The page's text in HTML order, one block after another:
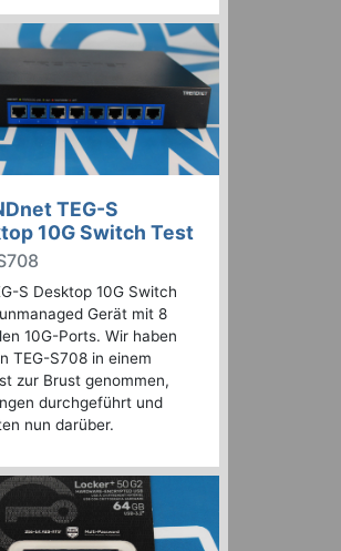
TEG-S
10G Switch Test
S Desktop 10G Switch
Gerät mit 8
10G-Ports. Wir haben
TEG-S708 in einem
zur Brust genommen,
durchgeführt und
nun darüber.